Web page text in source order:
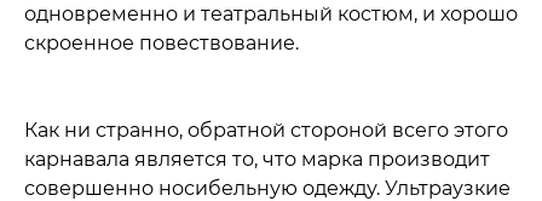
одновременно и театральный костюм, и хорошо
скроенное повествование.
Как ни странно, обратной стороной всего этого
карнавала является то, что марка производит
совершенно носибельную одежду. Ультраузкие